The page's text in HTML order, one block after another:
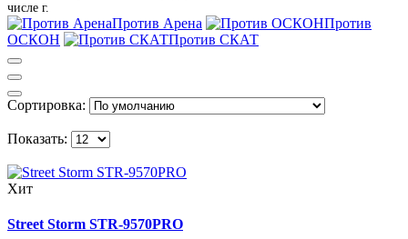
числе г.
Против Арена
Против
ОСКОН
Против СКАТ
Сортировка:
Показать:
Хит
Street Storm STR-9570PRO